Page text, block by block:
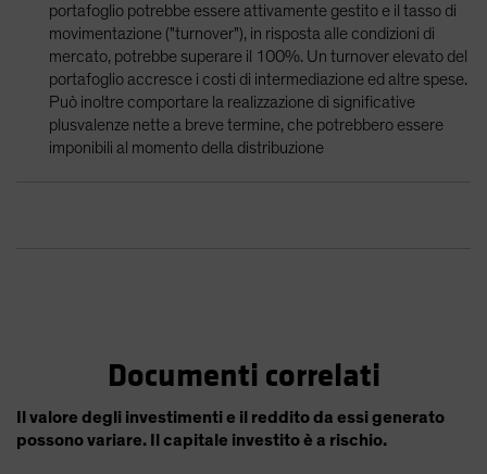
portafoglio potrebbe essere attivamente gestito e il tasso di
movimentazione ("turnover"), in risposta alle condizioni di
mercato, potrebbe superare il 100%. Un turnover elevato del
portafoglio accresce i costi di intermediazione ed altre spese.
Può inoltre comportare la realizzazione di significative
plusvalenze nette a breve termine, che potrebbero essere
imponibili al momento della distribuzione
Documenti correlati
Il valore degli investimenti e il reddito da essi generato
possono variare. Il capitale investito è a rischio.